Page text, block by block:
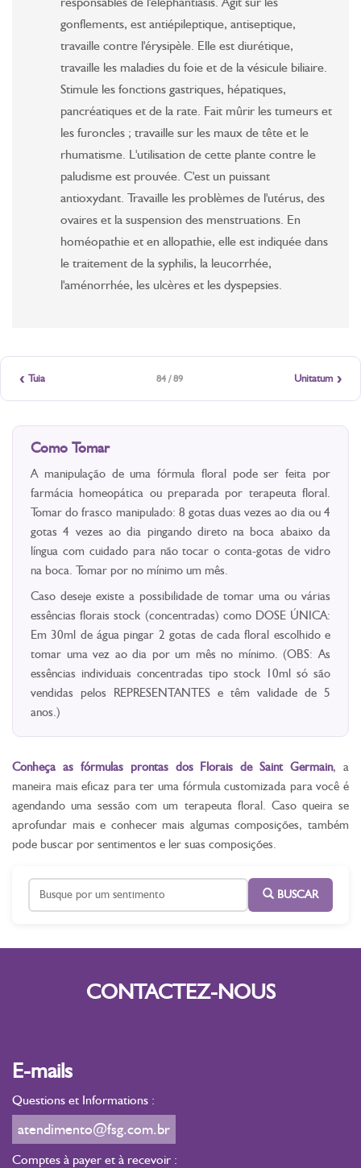
gonflements, est antiépileptique, antiseptique,
travaille contre l'érysipèle. Elle est diurétique,
travaille les maladies du foie et de la vésicule biliaire.
Stimule les fonctions gastriques, hépatiques,
pancréatiques et de la rate. Fait mûrir les tumeurs et
les furoncles ; travaille sur les maux de tête et le
rhumatisme. L'utilisation de cette plante contre le
paludisme est prouvée. C'est un puissant
antioxydant. Travaille les problèmes de l'utérus, des
ovaires et la suspension des menstruations. En
homéopathie et en allopathie, elle est indiquée dans
le traitement de la syphilis, la leucorrhée,
l'aménorrhée, les ulcères et les dyspepsies.
‹ Tuia 84 / 89 Unitatum ›
Como Tomar
A manipulação de uma fórmula floral pode ser feita por
farmácia homeopática ou preparada por terapeuta floral.
Tomar do frasco manipulado: 8 gotas duas vezes ao dia ou 4
gotas 4 vezes ao dia pingando direto na boca abaixo da
língua com cuidado para não tocar o conta-gotas de vidro
na boca. Tomar por no mínimo um mês.
Caso deseje existe a possibilidade de tomar uma ou várias
essências florais stock (concentradas) como DOSE ÚNICA:
Em 30ml de água pingar 2 gotas de cada floral escolhido e
tomar uma vez ao dia por um mês no mínimo. (OBS: As
essências individuais concentradas tipo stock 10ml só são
vendidas pelos REPRESENTANTES e têm validade de 5
anos.)
Conheça as fórmulas prontas dos Florais de Saint Germain, a
maneira mais eficaz para ter uma fórmula customizada para você é
agendando uma sessão com um terapeuta floral. Caso queira se
aprofundar mais e conhecer mais algumas composições, também
pode buscar por sentimentos e ler suas composições.
BUSCAR
CONTACTEZ-NOUS
E-mails
Questions et Informations :
atendimento@fsg.com.br
Comptes à payer et à recevoir :